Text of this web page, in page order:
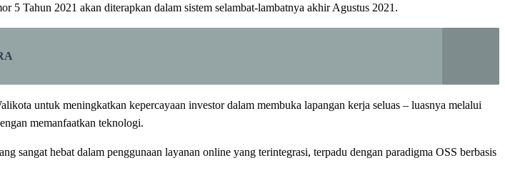
Tahun 2021 akan diterapkan dalam sistem selambat-lambatnya akhir Agustus 2021.
untuk meningkatkan kepercayaan investor dalam membuka lapangan kerja seluas – luasnya melalui
memanfaatkan teknologi.
hebat dalam penggunaan layanan online yang terintegrasi, terpadu dengan paradigma OSS berbasis